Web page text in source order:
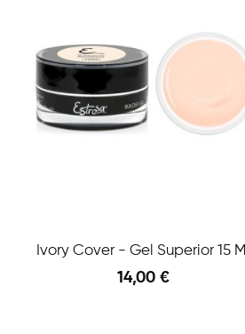
Ivory Cover - Gel Superior 15 Ml
14,00 €